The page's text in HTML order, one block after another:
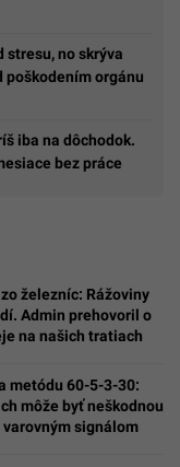
stresu, no skrýva
poškodením orgánu
iba na dôchodok.
bez práce
železníc: Rážoviny
Admin prehovoril o
na našich tratiach
metódu 60-5-3-30:
môže byť neškodnou
signálom